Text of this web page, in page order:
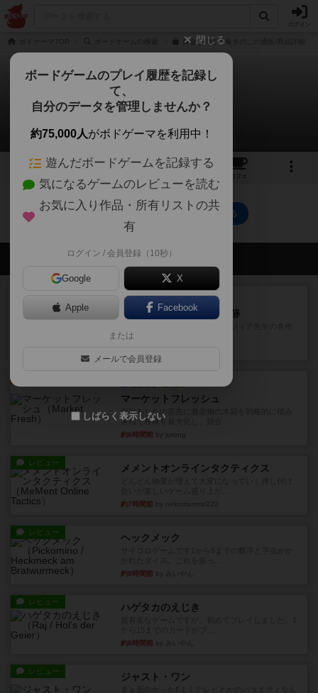
ログイン
黄金きのこと毒きのこの通販/商品詳細
黄金きのこと毒きのこ
0件のレビュー
3 1
カフェ
黄金きのこと毒きのこのトップに戻る
会員の新しい投稿
アルナックの失われし遺跡
「エルドラドを探して」にあ...
マーケットフレッシュ
目的あなたの店先に農産物の木箱を戦略的に積み
重ねて在庫を最大化し、競合...
約6時間前
レビュー メメントオンラインタクティクス
約7時間前 by nekomanma222
レビュー ヘックメック
約8時間前 by みいやん
レビュー ハゲタカのえじき
約8時間前 by みいやん
レビュー ジャスト・ワン
閉じる
ボードゲームのプレイ履歴を記録し
て、
自分のデータを管理しませんか？
約75,000人がボドゲーマを利用中！
遊んだボードゲームを記録する
気になるゲームのレビューを読む
お気に入り作品・所有リストの共
有
ログイン / 会員登録（10秒）
Google X
Apple Facebook
または
メールで会員登録
しばらく表示しない